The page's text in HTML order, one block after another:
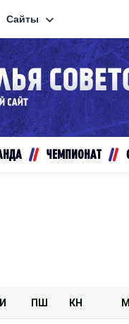
Дивизион
Авто
Сайты
Сайты
Видеотрансляции
Хайлайты
ЧЕМПИОНАТ
И ПШ КН